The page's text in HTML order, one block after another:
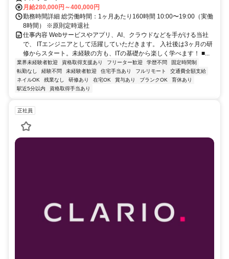
月給280,000円～400,000円
勤務時間詳細 総労働時間：1ヶ月あたり160時間 10:00〜19:00（実働
8時間） ※原則定時退社
仕事内容 Webサービスやアプリ、AI、クラウドなどを手がける当社
で、 ITエンジニアとして活躍していただきます。 入社後は3ヶ月の研
修からスタート。未経験の方も、ITの基礎から楽しく学べます！ ■...
業界未経験者歓迎 資格取得支援あり フリーター歓迎 学歴不問
固定時間制
転勤なし
経験不問 未経験者歓迎 住宅手当あり フルリモート
交通費全額支給
ネイルOK
残業なし 研修あり 在宅OK 賞与あり ブランクOK
育休あり
駅近5分以内
資格取得手当あり
正社員